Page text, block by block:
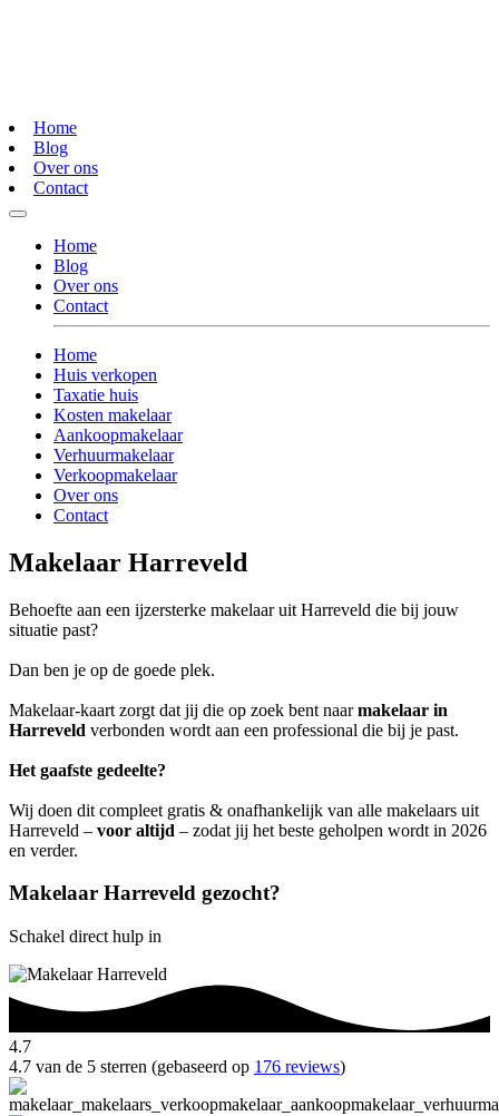
Home
Blog
Over ons
Contact
Home
Blog
Over ons
Contact
Home
Huis verkopen
Taxatie huis
Kosten makelaar
Aankoopmakelaar
Verhuurmakelaar
Verkoopmakelaar
Over ons
Contact
Makelaar Harreveld
Behoefte aan een ijzersterke makelaar uit Harreveld die bij jouw
situatie past?
Dan ben je op de goede plek.
Makelaar-kaart zorgt dat jij die op zoek bent naarmakelaar in
Harreveld verbonden wordt aan een professional die bij je past.
Het gaafste gedeelte?
Wij doen dit compleet gratis & onafhankelijk van alle makelaars uit
Harreveld – voor altijd – zodat jij het beste geholpen wordt in 2026
en verder.
Makelaar Harreveld gezocht?
Schakel direct hulp in
4.7
4.7 van de 5 sterren (gebaseerd op 176 reviews)